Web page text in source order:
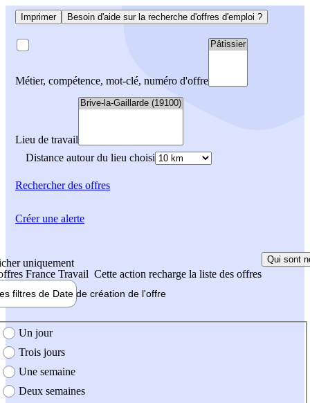
Imprimer Besoin d'aide sur la recherche d'offres d'emploi ?
Métier, compétence, mot-clé, numéro d'offre
Lieu de travail
Distance autour du lieu choisi
Rechercherdes offres
uniquement
France Travail Cette action recharge la liste des offres
Qui sont
filtres de Date de création de l'offre
création de l'offre
Un jour
Trois jours
Une semaine
Deux semaines
Créer une alerte